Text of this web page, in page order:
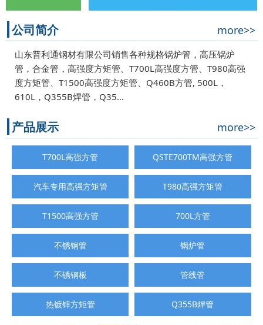
公司简介 more>>
山东普利通钢材有限公司销售各种规格锅炉管，高压锅炉
管，合金管，高强度方矩管、T700L高强度方管、T980高强
度方矩管、T1500高强度方矩管、Q460B方管, 500L，
610L，Q355B焊管，Q35…
产品展示 more>>
T700L高强方管 QSTE700TM高强方管
汽车专用高强方矩管 T980高强方矩管
T1500高强方管 700L方管
不锈钢管 锅炉管
不锈钢板 管线管
热镀锌方矩管 Q355B焊管